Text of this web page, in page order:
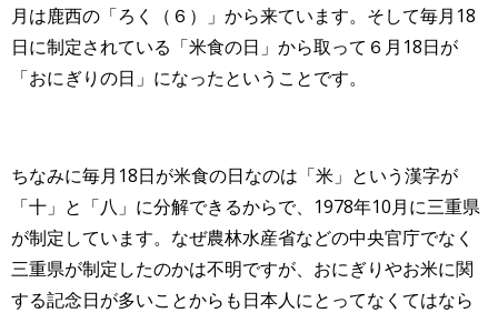
月は鹿西の「ろく（６）」から来ています。そして毎月18
日に制定されている「米食の日」から取って６月18日が
「おにぎりの日 」になったということです。
ちなみに毎月18日が米食の日なのは「米」という漢字が
「十」と「八」に分解できるからで、1978年10月に三重県
が制定しています。なぜ農林水産省などの中央官庁でなく
三重県が制定したのかは不明ですが、おにぎりやお米に関
する記念日が多いことからも日本人にとってなくてはなら